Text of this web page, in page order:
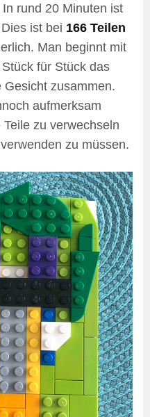
rund 20 Minuten ist
ist bei 166 Teilen
Man beginnt mit
für Stück das
zusammen.
aufmerksam
zu verwechseln
zu müssen.